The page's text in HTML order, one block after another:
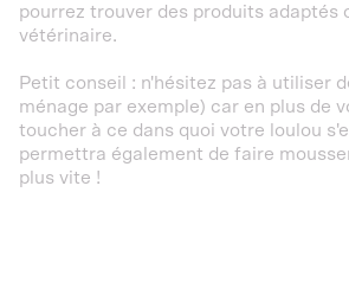
pourrez trouver des produits adaptés
vétérinaire.
Petit conseil : n'hésitez pas à utiliser
ménage par exemple) car en plus de
toucher à ce dans quoi votre loulou
permettra également de faire
plus vite !